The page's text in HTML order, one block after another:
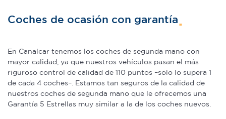
Coches de ocasión con garantía
En Canalcar tenemos los coches de segunda mano con
mayor calidad, ya que nuestros vehículos pasan el más
riguroso control de calidad de 110 puntos –solo lo supera 1
de cada 4 coches–. Estamos tan seguros de la calidad de
nuestros coches de segunda mano que le ofrecemos una
Garantía 5 Estrellas muy similar a la de los coches nuevos.